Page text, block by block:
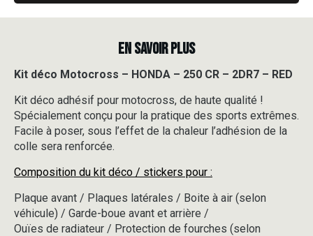
déco
Motocross
250
-
2DR7
-
RED
EN SAVOIR PLUS
Kit déco Motocross – HONDA – 250 CR – 2DR7 – RED
Kit déco adhésif pour motocross, de haute qualité !
Spécialement conçu pour la pratique des sports extrêmes.
Facile à poser, sous l’effet de la chaleur l’adhésion de la
colle sera renforcée.
Composition du kit déco / stickers pour :
Plaque avant / Plaques latérales / Boite à air (selon
véhicule) / Garde-boue avant et arrière /
Ouïes de radiateur / Protection de fourches (selon